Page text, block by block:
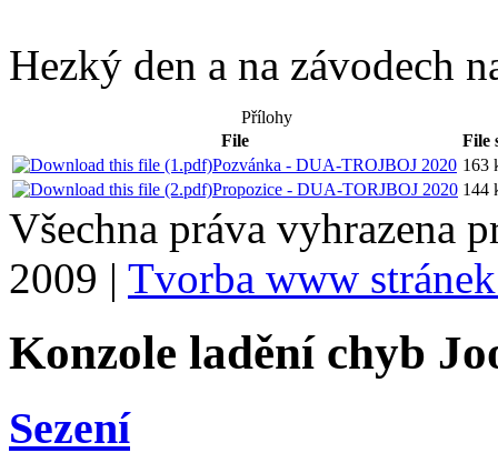
Hezký den a na závodech
Přílohy
File
File
Pozvánka - DUA-TROJBOJ 2020 163
Propozice - DUA-TORJBOJ 2020 144
Všechna práva vyhrazena
2009 | Tvorba www
Konzole ladění chyb
Sezení